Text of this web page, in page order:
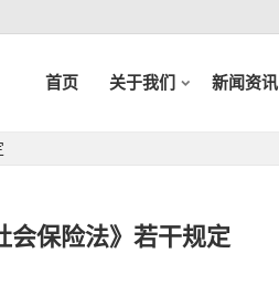
首页 关于我们 新闻资讯
会保险法》若干规定